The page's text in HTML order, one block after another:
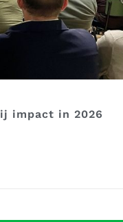
impact in 2026